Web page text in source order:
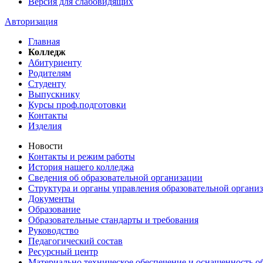
Авторизация
Главная
Колледж
Абитуриенту
Родителям
Студенту
Выпускнику
Курсы проф.подготовки
Контакты
Изделия
Новости
Контакты и режим работы
История нашего колледжа
Сведения об образовательной организации
Структура и органы управления образовательной
Документы
Образование
Образовательные стандарты и требования
Руководство
Педагогический состав
Ресурсный центр